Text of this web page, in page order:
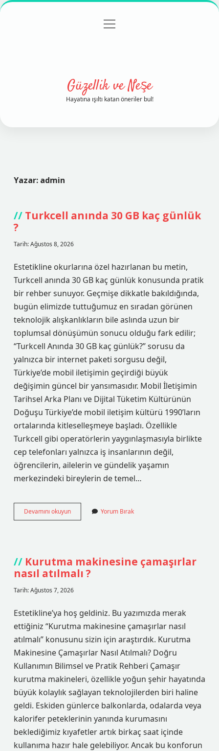
Gizlilik Politikası
menüyü
Güzellik ve Neşe
Hayatına ışıltı katan öneriler bul!
Yazar: admin
Turkcell anında 30 GB kaç günlük
?
Tarih: Ağustos 8, 2026
Estetikline okurlarına özel hazırlanan bu metin,
Turkcell anında 30 GB kaç günlük konusunda pratik
bir rehber sunuyor. Geçmişe dikkatle bakıldığında,
bugün elimizde tuttuğumuz en sıradan görünen
teknolojik alışkanlıkların bile aslında uzun bir
toplumsal dönüşümün sonucu olduğu fark edilir;
“Turkcell Anında 30 GB kaç günlük?” sorusu da
yalnızca bir internet paketi sorgusu değil,
Türkiye’de mobil iletişimin geçirdiği büyük
değişimin güncel bir yansımasıdır. Mobil İletişimin
Tarihsel Arka Planı ve Dijital Tüketim Kültürünün
Doğuşu Türkiye’de mobil iletişim kültürü 1990’ların
ortalarında kitleselleşmeye başladı. Özellikle
Turkcell gibi operatörlerin yaygınlaşmasıyla birlikte
cep telefonları yalnızca iş insanlarının değil,
öğrencilerin, ailelerin ve gündelik yaşamın
merkezindeki bireylerin de temel…
Devamını okuyunTurkcell
anında
?
Yorum Bırak
Kurutma makinesine çamaşırlar
nasıl atılmalı ?
Tarih: Ağustos 7, 2026
Estetikline’ya hoş geldiniz. Bu yazımızda merak
ettiğiniz “Kurutma makinesine çamaşırlar nasıl
atılmalı” konusunu sizin için araştırdık. Kurutma
Makinesine Çamaşırlar Nasıl Atılmalı? Doğru
Kullanımın Bilimsel ve Pratik Rehberi Çamaşır
kurutma makineleri, özellikle yoğun şehir hayatında
büyük kolaylık sağlayan teknolojilerden biri haline
geldi. Eskiden günlerce balkonlarda, odalarda veya
kalorifer peteklerinin yanında kurumasını
beklediğimiz kıyafetler artık birkaç saat içinde
kullanıma hazır hale gelebiliyor. Ancak bu konforun